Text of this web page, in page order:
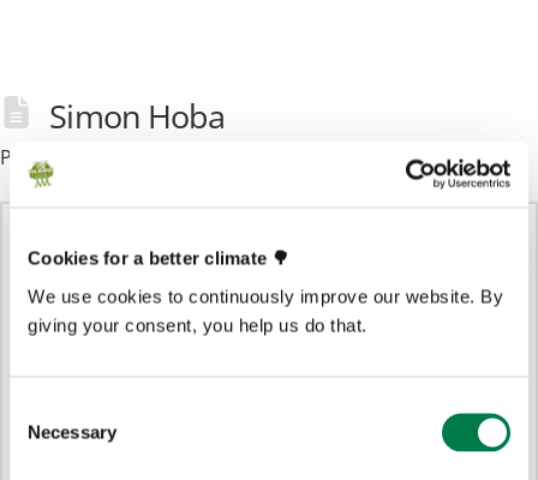
Cookies for a better climate 🌳
We use cookies to continuously improve our website. By
giving your consent, you help us do that.
Selection
Necessary
Simon Hoba
Plant-for-the-Planet Foundation 16. Januar 2025